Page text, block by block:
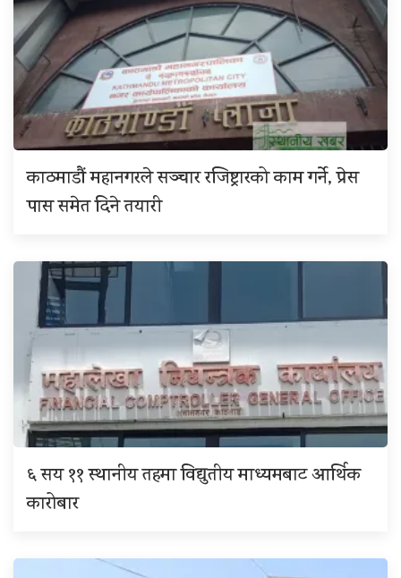
काठमाडौं महानगरले सञ्चार रजिष्ट्रारको काम गर्ने, प्रेस
पास समेत दिने तयारी
६ सय ११ स्थानीय तहमा विद्युतीय माध्यमबाट आर्थिक
कारोबार